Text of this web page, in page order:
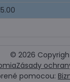
© 2026
Zásady
pomocou: